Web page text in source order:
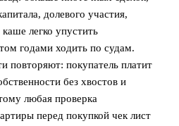
долевого участия,
легко упустить
годами ходить по судам.
повторяют: покупатель платит
без хвостов и
любая проверка
перед покупкой чек лист